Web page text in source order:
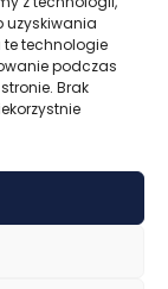
uzyskiwania
technologie
podczas
Brak